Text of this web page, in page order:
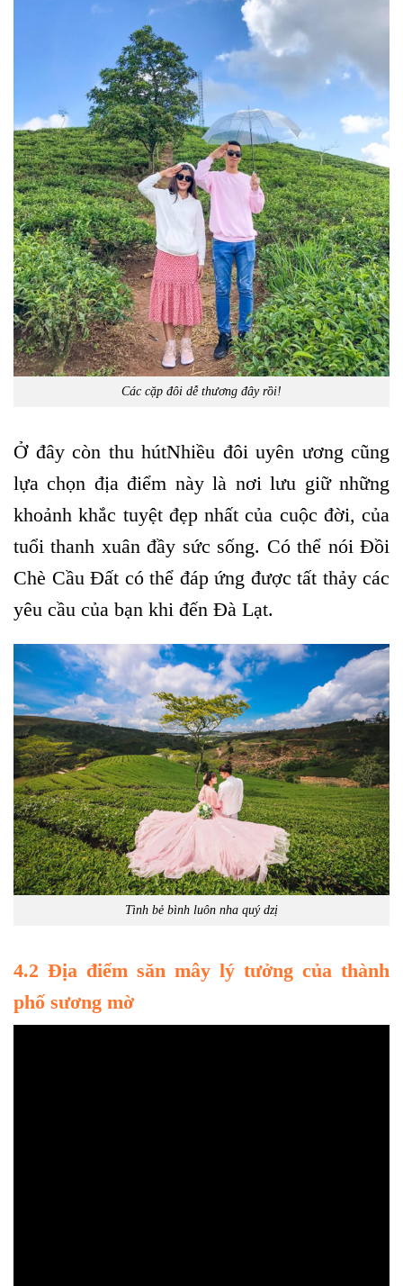
Các cặp đôi dễ thương đây rồi!
Ở đây còn thu hútNhiều đôi uyên ương cũng
lựa chọn địa điểm này là nơi lưu giữ những
khoảnh khắc tuyệt đẹp nhất của cuộc đời, của
tuổi thanh xuân đầy sức sống. Có thể nói Đồi
Chè Cầu Đất có thể đáp ứng được tất thảy các
yêu cầu của bạn khi đến Đà Lạt.
Tình bẻ bình luôn nha quý dzị
4.2 Địa điểm săn mây lý tưởng của thành
phố sương mờ